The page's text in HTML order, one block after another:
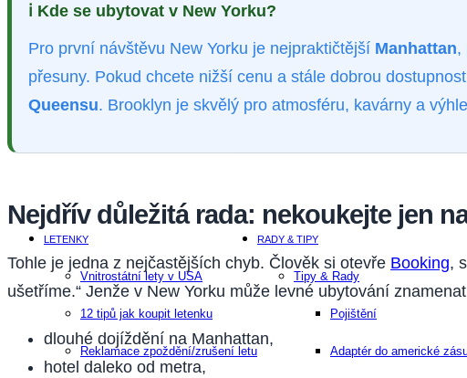
LETENKY
Vnitrostátní lety v USA
12 tipů jak koupit letenku
Reklamace zpoždění/zrušení letu
RADY & TIPY
Tipy & Rady
Pojištění
Adaptér do americké
ℹ️ Kde se ubytovat v New Yorku?
Pro první návštěvu New Yorku je nejpraktičtější Manhattan,
přesuny. Pokud chcete nižší cenu a stále dobrou
Queensu. Brooklyn je skvělý pro atmosféru, kavárny a
Nejdřív důležitá rada: nekoukejte jen
Tohle je jedna z nejčastějších chyb. Člověk si otevře Booking,
ušetříme.“ Jenže v New Yorku může levné ubytování
dlouhé dojíždění na Manhattan,
hotel daleko od metra,